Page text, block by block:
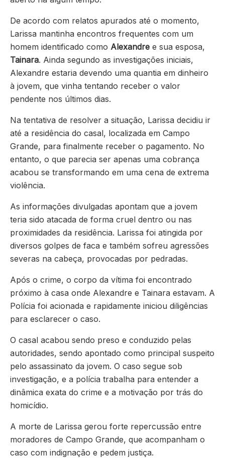
De acordo com relatos apurados até o momento,
Larissa mantinha encontros frequentes com um
homem identificado como Alexandre e sua esposa,
Tainara. Ainda segundo as investigações iniciais,
Alexandre estaria devendo uma quantia em dinheiro
à jovem, que vinha tentando receber o valor
pendente nos últimos dias.
Na tentativa de resolver a situação, Larissa decidiu ir
até a residência do casal, localizada em Campo
Grande, para finalmente receber o pagamento. No
entanto, o que parecia ser apenas uma cobrança
acabou se transformando em uma cena de extrema
violência.
As informações divulgadas apontam que a jovem
teria sido atacada de forma cruel dentro ou nas
proximidades da residência. Larissa foi atingida por
diversos golpes de faca e também sofreu agressões
severas na cabeça, provocadas por pedradas.
Após o crime, o corpo da vítima foi encontrado
próximo à casa onde Alexandre e Tainara estavam. A
Polícia foi acionada e rapidamente iniciou diligências
para esclarecer o caso.
O casal acabou sendo preso e conduzido pelas
autoridades, sendo apontado como principal suspeito
pelo assassinato da jovem. O caso segue sob
investigação, e a polícia trabalha para entender a
dinâmica exata do crime e a motivação por trás do
homicídio.
A morte de Larissa gerou forte repercussão entre
moradores de Campo Grande, que acompanham o
caso com indignação e pedem justiça.